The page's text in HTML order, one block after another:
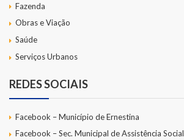
Fazenda
Obras e Viação
Saúde
Serviços Urbanos
REDES SOCIAIS
Facebook – Município de Ernestina
Facebook – Sec. Municipal de Assistência Social